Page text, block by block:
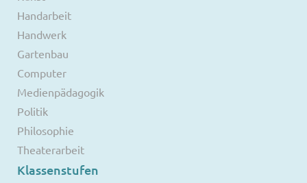
Handarbeit
Handwerk
Gartenbau
Computer
Medienpädagogik
Politik
Philosophie
Theaterarbeit
Klassenstufen